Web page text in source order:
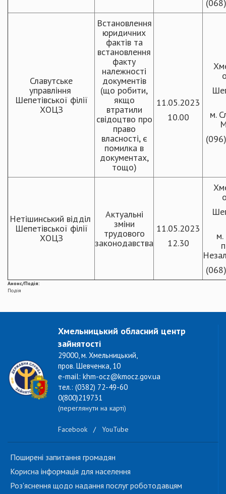
Славутське
управління
Шепетівської філії
ХОЦЗ
Встановлення
юридичних
фактів та
встановлення
факту
належності
документів
(що робити,
якщо
втратили
свідоцтво про
право
власності, є
помилка в
документах,
тощо)
11.05.2023
10.00
м.
Нетішинський відділ
Шепетівської філії
ХОЦЗ
Актуальні
зміни
трудового
законодавства
11.05.2023
12.30
м.
Анонс/Подія:
Подія
Хмельницький обласний центр
зайнятості
29000, м. Хмельницький,
пров. Шевченка, 10
e-mail: khm-ocz@kmocz.gov.ua
тел.: (0382) 72-49-60
0(800)219731
(переглянути на карті)
Facebook / YouTube
Поширені запитання громадян
Корисна інформація для населення
Роз'яснення щодо надання послуг роботодавцям